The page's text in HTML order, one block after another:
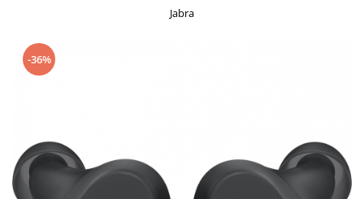
Karcher Parkside
Philips
Aspiratoare
Auto Moto
Accesorii auto interioare
Jabra
-36%